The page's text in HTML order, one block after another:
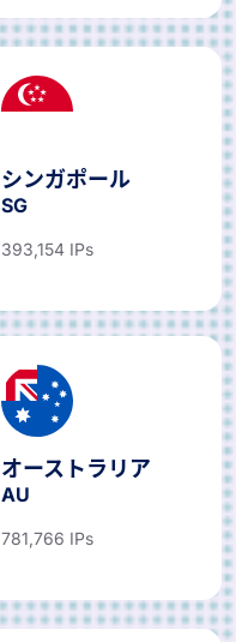
シンガポール
SG
393,154 IPs
オーストラリア
AU
781,766 IPs